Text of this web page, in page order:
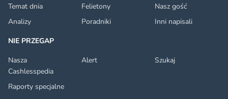
Temat dnia
Felietony
Nasz gość
Analizy
Poradniki
Inni napisali
NIE PRZEGAP
Nasza
Cashlesspedia
Alert Szukaj
Raporty specjalne